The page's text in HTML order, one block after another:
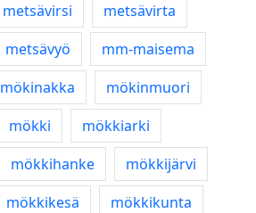
metsävirsi
metsävirta
metsävyö
mm-maisema
mökinakka
mökinmuori
mökki
mökkiarki
mökkihanke
mökkijärvi
mökkikesä
mökkikunta